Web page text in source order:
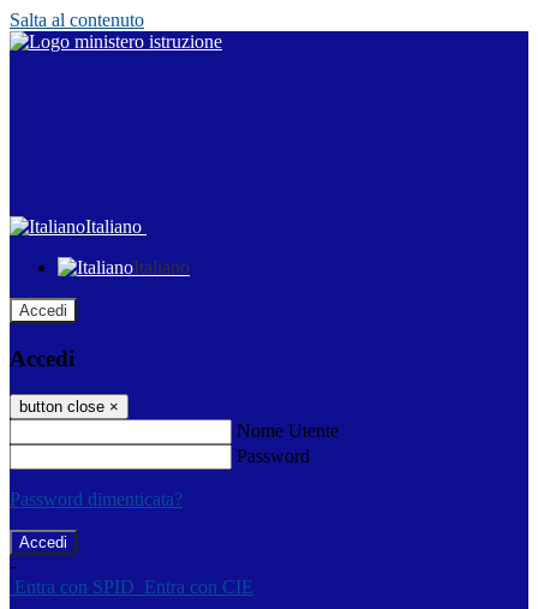
Salta al contenuto
Italiano
Italiano
Accedi
Accedi
button close ×
Nome Utente
Password
Password dimenticata?
-
Entra con SPID Entra con CIE